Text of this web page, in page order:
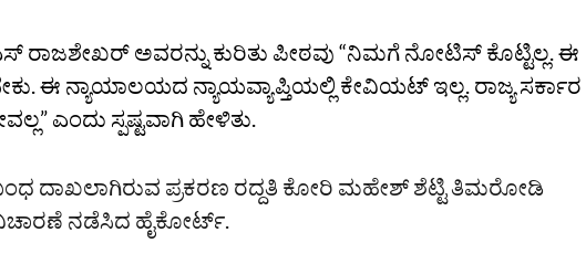
ಅವರನ್ನು ಕುರಿತು ಪೀಠವು “ನಿಮಗೆ ನೋಟಿಸ್‌ ಕೊಟ್ಟಿಲ್ಲ. ಈ
ಈ ನ್ಯಾಯಾಲಯದ ನ್ಯಾಯವ್ಯಾಪ್ತಿಯಲ್ಲಿ ಕೇವಿಯಟ್‌ ಇಲ್ಲ. ರಾಜ್ಯ ಸರ್ಕಾರ
ಎಂದು ಸ್ಪಷ್ಟವಾಗಿ ಹೇಳಿತು.
ದಾಖಲಾಗಿರುವ ಪ್ರಕರಣ ರದ್ದತಿ ಕೋರಿ ಮಹೇಶ್‌ ಶೆಟ್ಟಿ ತಿಮರೋಡಿ
ನಡೆಸಿದ ಹೈಕೋರ್ಟ್‌.